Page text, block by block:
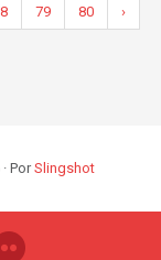
79 80 ›
PorSlingshot